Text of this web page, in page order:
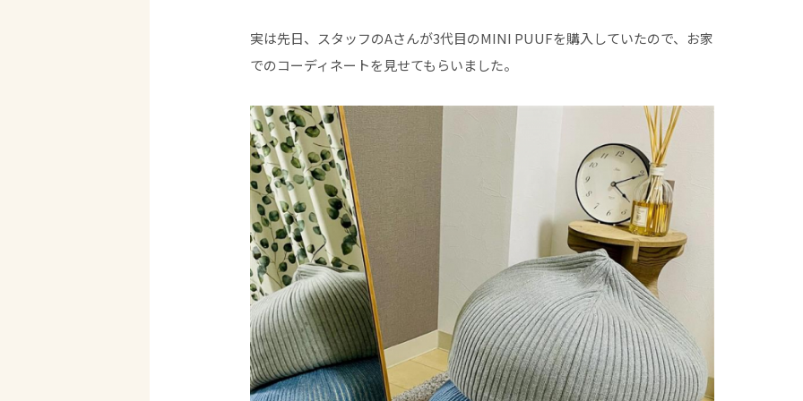
実は先日、スタッフのAさんが3代目のMINI PUUFを購入していたので、お家
でのコーディネートを見せてもらいました。